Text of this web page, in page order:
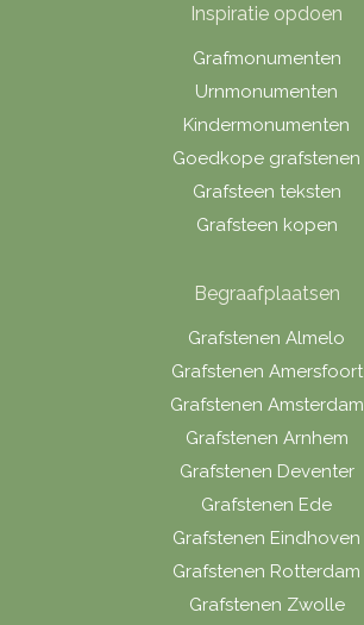
Inspiratie opdoen
Grafmonumenten
Urnmonumenten
Kindermonumenten
Goedkope grafstenen
Grafsteen teksten
Grafsteen kopen
Begraafplaatsen
Grafstenen Almelo
Grafstenen Amersfoort
Grafstenen Amsterdam
Grafstenen Arnhem
Grafstenen Deventer
Grafstenen Ede
Grafstenen Eindhoven
Grafstenen Rotterdam
Grafstenen Zwolle